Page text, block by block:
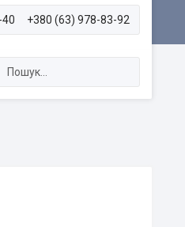
+380 (63) 978-83-92